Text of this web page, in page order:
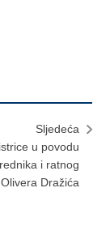
Sljedeća
u povodu
i ratnog
Dražića